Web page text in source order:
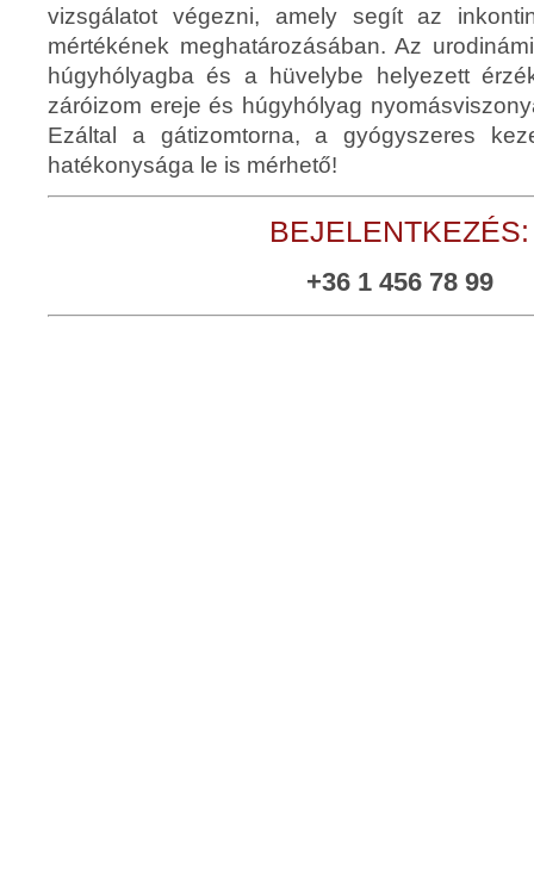
vizsgálatot végezni, amely segít az
mértékének meghatározásában. Az
húgyhólyagba és a hüvelybe helyezett
záróizom ereje és húgyhólyag
Ezáltal a gátizomtorna, a gyógyszeres
hatékonysága le is mérhető!
BEJELENTKEZÉS:
+36 1 456 78 99